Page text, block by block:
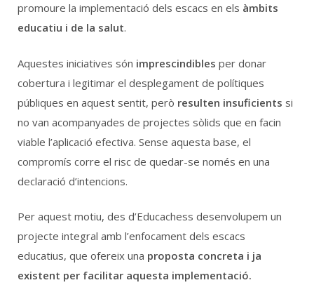
Català Español
promoure la implementació dels escacs en els àmbits
educatiu i de la salut.
Aquestes iniciatives són imprescindibles per donar
cobertura i legitimar el desplegament de polítiques
públiques en aquest sentit, però resulten insuficients si
no van acompanyades de projectes sòlids que en facin
viable l’aplicació efectiva. Sense aquesta base, el
compromís corre el risc de quedar-se només en una
declaració d’intencions.
Per aquest motiu, des d’Educachess desenvolupem un
projecte integral amb l’enfocament dels escacs
educatius, que ofereix una proposta concreta i ja
existent per facilitar aquesta implementació.